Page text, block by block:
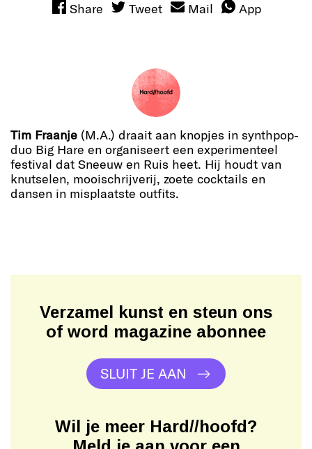
Share Tweet Mail App
Tim Fraanje (M.A.) draait aan knopjes in synthpop-
duo Big Hare en organiseert een experimenteel
festival dat Sneeuw en Ruis heet. Hij houdt van
knutselen, mooischrijverij, zoete cocktails en
dansen in misplaatste outfits.
Verzamel kunst en steun ons
of word magazine abonnee
SLUIT JE AAN
Wil je meer Hard//hoofd?